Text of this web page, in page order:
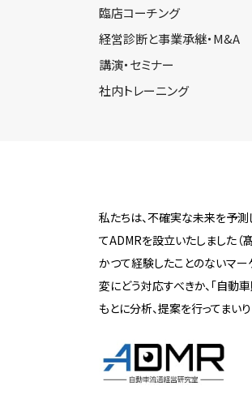
臨店コーチング
経営診断と事業承継・M&A
講演・セミナー
社内トレーニング
私たちは、不確実な未来を予
てADMRを設立いたしました（
かつて経験したことのないマ
変にどう対応すべきか、「自動
もとに分析、提案を行ってまいり